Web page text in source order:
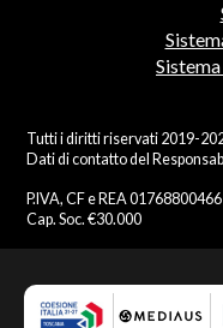
Tutti i diritti riservati 2019-
Dati di contatto del
P.IVA, CF e REA
Cap. Soc. €30.000